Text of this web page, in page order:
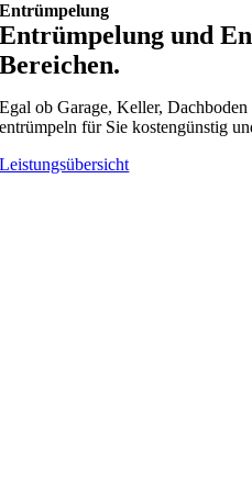
Entrümpelung
Entrümpelung und
Bereichen.
Egal ob Garage, Keller,
entrümpeln für Sie kostengünstig
Leistungsübersicht